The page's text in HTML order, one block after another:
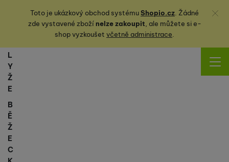
Toto je ukázkový obchod systémuShopio.cz. Žádné
zde vystavené zbožínelze zakoupit, ale můžete sie-
shop vyzkoušet včetně administrace.
Zavřít
L
Y
Ž
E
B
Ě
Ž
E
C